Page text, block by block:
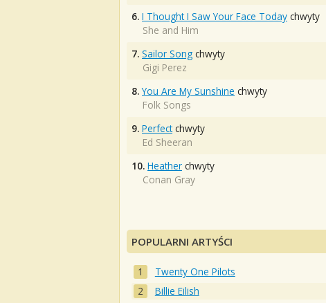
6. I Thought I Saw Your Face Today chwyty
She and Him
7. Sailor Song chwyty
Gigi Perez
8. You Are My Sunshine chwyty
Folk Songs
9. Perfectchwyty
Ed Sheeran
10. Heather chwyty
Conan Gray
POPULARNI ARTYŚCI
Twenty One Pilots
Billie Eilish